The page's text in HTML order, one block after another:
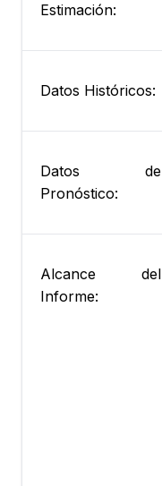
Estimación:
Datos Históricos:
Datos de
Pronóstico:
Alcance del
Informe: